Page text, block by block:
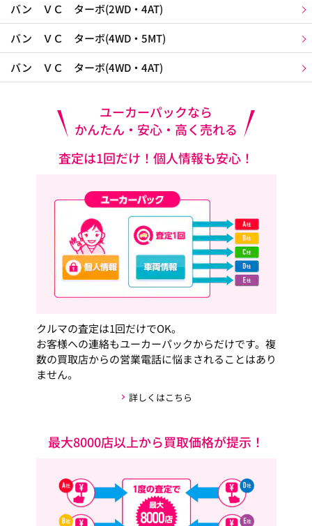
バン ＶＣ ターボ(2WD・4AT)
バン ＶＣ ターボ(4WD・5MT)
バン ＶＣ ターボ(4WD・4AT)
ユーカーパックなら
かんたん・安心・高く売れる
査定は1回だけ！個人情報も安心！
クルマの査定は1回だけでOK。
お客様への連絡もユーカーパックからだけです。複
数の買取店からの営業電話に悩まされることはあり
ません。
詳しくはこちら
最大8000店以上から買取価格が提示！